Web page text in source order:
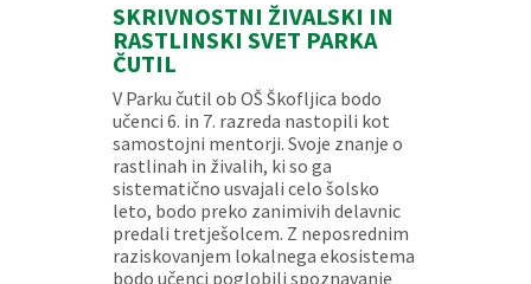
SKRIVNOSTNI ŽIVALSKI IN
RASTLINSKI SVET PARKA
ČUTIL
V Parku čutil ob OŠ Škofljica bodo
učenci 6. in 7. razreda nastopili kot
samostojni mentorji. Svoje znanje o
rastlinah in živalih, ki so ga
sistematično usvajali celo šolsko
leto, bodo preko zanimivih delavnic
predali tretješolcem. Z neposrednim
raziskovanjem lokalnega ekosistema
bodo učenci poglobili spoznavanje